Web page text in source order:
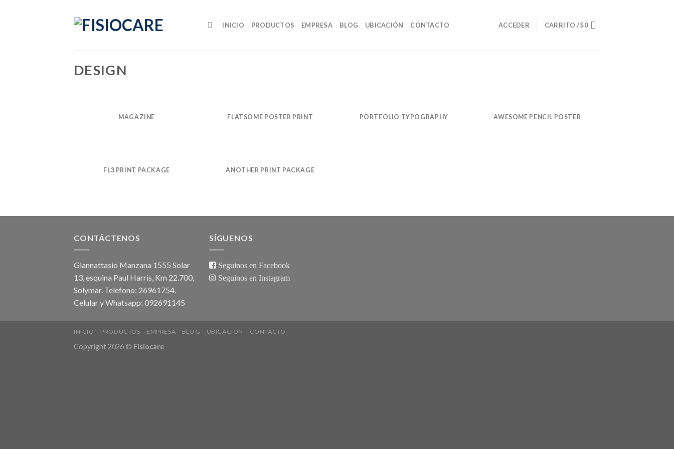
INICIO PRODUCTOS EMPRESA BLOG UBICACIÓN CONTACTO ACCEDER CARRITO /$0
DESIGN
MAGAZINE FLATSOME POSTER PRINT PORTFOLIO TYPOGRAPHY AWESOME PENCIL POSTER
FL3 PRINT PACKAGE ANOTHER PRINT PACKAGE
CONTÁCTENOS
Giannattasio Manzana 1555 Solar
13, esquina Paul Harris, Km 22.700,
Solymar. Telefono: 26961754.
Celular y Whatsapp: 092691145
SÍGUENOS
Seguinos en Facebook
Seguinos en Instagram
INICIO PRODUCTOS EMPRESA BLOG UBICACIÓN CONTACTO
Copyright 2026 © Fisiocare